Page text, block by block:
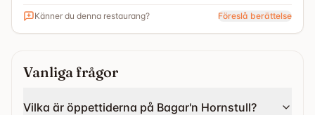
Känner du denna restaurang? Föreslå berättelse
Vanliga frågor
Vilka är öppettiderna på Bagar'n Hornstull?